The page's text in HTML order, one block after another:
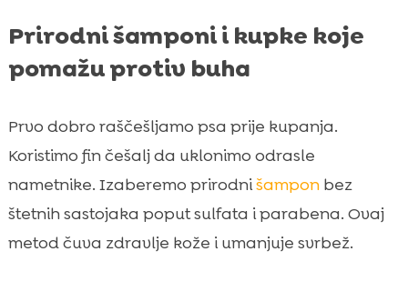
Prirodni šamponi i kupke koje
pomažu protiv buha
Prvo dobro raščešljamo psa prije kupanja.
Koristimo fin češalj da uklonimo odrasle
nametnike. Izaberemo prirodnišamponbez
štetnih sastojaka poput sulfata i parabena. Ovaj
metod čuva zdravlje kože i umanjuje svrbež.